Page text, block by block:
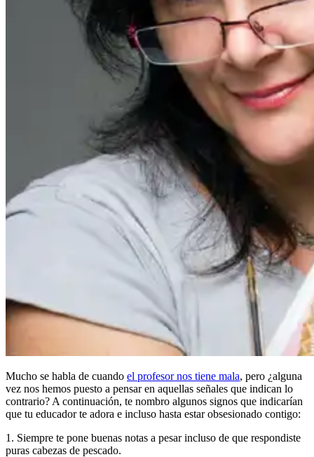
Mucho se habla de cuando el profesor nos tiene mala, pero ¿alguna
vez nos hemos puesto a pensar en aquellas señales que indican lo
contrario? A continuación, te nombro algunos signos que indicarían
que tu educador te adora e incluso hasta estar obsesionado contigo:
1. Siempre te pone buenas notas a pesar incluso de que respondiste
puras cabezas de pescado.